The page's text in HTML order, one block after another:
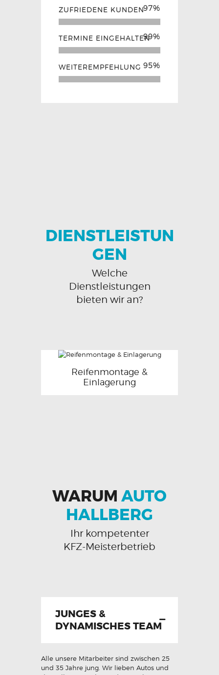
ZUFRIEDENE KUNDEN97%
TERMINE EINGEHALTEN99%
WEITEREMPFEHLUNG 95%
DIENSTLEISTUN
GEN
Welche
Dienstleistungen
bieten wir an?
Reifenmontage &
Einlagerung
WARUM AUTO
HALLBERG
Ihr kompetenter
KFZ-Meisterbetrieb
JUNGES &
DYNAMISCHES TEAM
Alle unsere Mitarbeiter sind zwischen 25
und 35 Jahre jung. Wir lieben Autos und